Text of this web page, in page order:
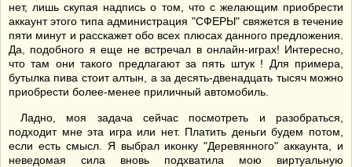
нет, лишь скупая надпись о том, что с желающим приобрести
аккаунт этого типа администрация "СФЕРЫ" свяжется в течение
пяти минут и расскажет обо всех плюсах данного предложения.
Да, подобного я еще не встречал в онлайн-играх! Интересно,
что там они такого предлагают за пять штук ! Для примера,
бутылка пива стоит алтын, а за десять-двенадцать тысяч можно
приобрести более-менее приличный автомобиль.
Ладно, моя задача сейчас посмотреть и разобраться,
подходит мне эта игра или нет. Платить деньги будем потом,
если есть смысл. Я выбрал иконку "Деревянного" аккаунта, и
неведомая сила вновь подхватила мою виртуальную